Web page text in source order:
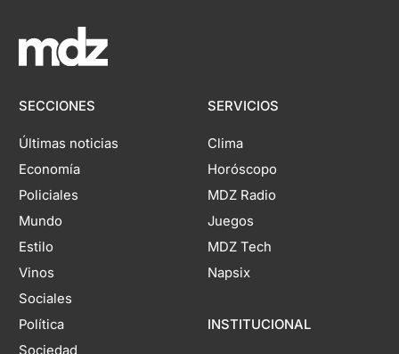
SECCIONES
Últimas noticias
Economía
Policiales
Mundo
Estilo
Vinos
Sociales
Política
Sociedad
SERVICIOS
Clima
Horóscopo
MDZ Radio
Juegos
MDZ Tech
Napsix
INSTITUCIONAL